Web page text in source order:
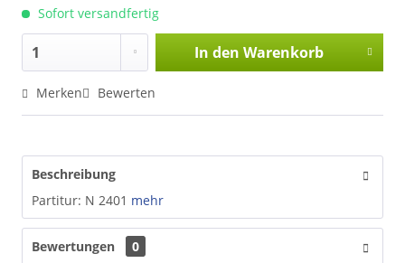
Sofort versandfertig
In den Warenkorb
Merken Bewerten
Beschreibung
Partitur: N 2401 mehr
Bewertungen
0